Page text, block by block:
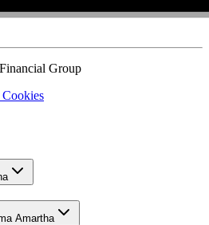
Group
Amartha